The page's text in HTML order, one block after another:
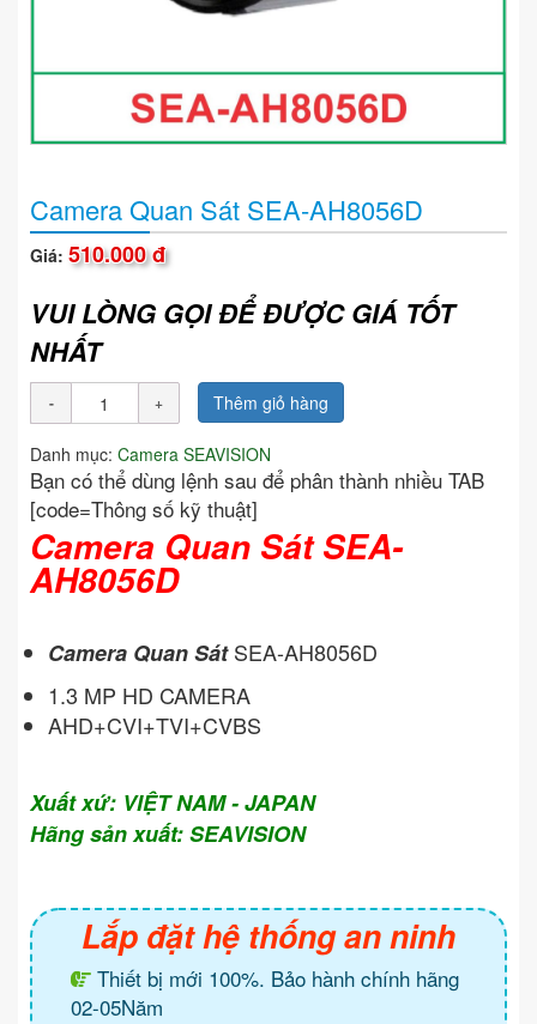
Camera Quan Sát SEA-AH8056D
Giá: 510.000 đ
VUI LÒNG GỌI ĐỂ ĐƯỢC GIÁ TỐT
NHẤT
Thêm giỏ hàng
Danh mục: Camera SEAVISION
Bạn có thể dùng lệnh sau để phân thành nhiều TAB
[code=Thông số kỹ thuật]
Camera Quan Sát SEA-
AH8056D
Camera Quan SátSEA-AH8056D
1.3 MP HD CAMERA
AHD+CVI+TVI+CVBS
Xuất xứ: VIỆT NAM - JAPAN
Hãng sản xuất: SEAVISION
Lắp đặt hệ thống an ninh
Thiết bị mới 100%. Bảo hành chính hãng
02-05Năm